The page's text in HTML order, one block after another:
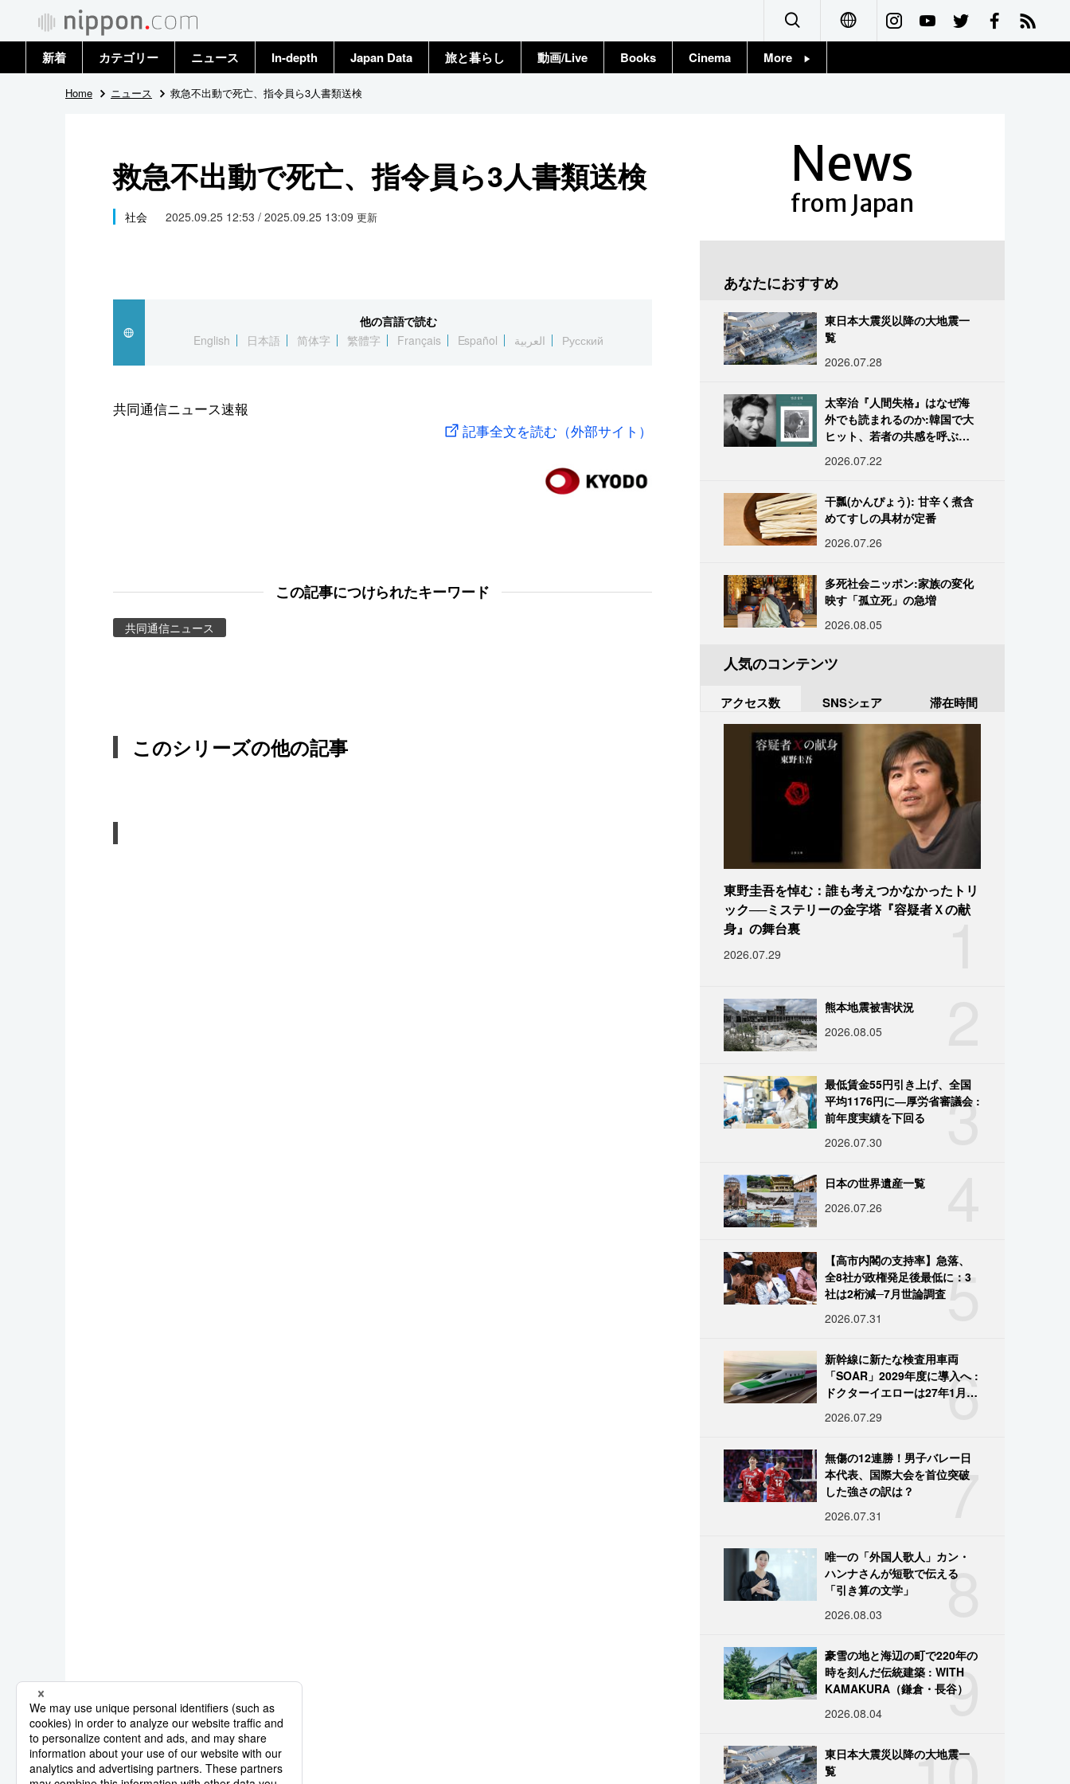
Français
新着 カテゴリー
政治・外交
国際
科学・技術
暮らし
ニュース
トップ
In-depth Japan Data 旅と暮らし 動画/Live Books Cinema More
Home ニュース 救急不出動で死亡、指令員ら3人書類送検
救急不出動で死亡、指令員ら3人書類送検
社会 2025.09.25 12:53 / 2025.09.25 13:09 更新
他の言語で読む
English
日本語 简体字 繁體字 Français Español العربية Русский
共同通信ニュース速報
記事全文を読む（外部サイト）
この記事につけられたキーワード
共同通信ニュース
このシリーズの他の記事
News
from Japan
あなたにおすすめ
東日本大震災以降の大地震一
覧
2026.07.28
太宰治『人間失格』はなぜ海
外でも読まれるのか:韓国で大
ヒット、若者の共感を呼ぶ
2026.07.22
干瓢(かんぴょう): 甘辛く煮含
めてすしの具材が定番
2026.07.26
多死社会ニッポン:家族の変化
映す「孤立死」の急増
2026.08.05
人気のコンテンツ
アクセス数 SNSシェア 滞在時間
1
東野圭吾を悼む：誰も考えつかなかったトリ
ック──ミステリーの金字塔『容疑者Ｘの献
身』の舞台裏
2026.07.29
熊本地震被害状況
2026.08.05
3
最低賃金55円引き上げ、全国
平均1176円に―厚労省審議会 :
前年度実績を下回る
2026.07.30
日本の世界遺産一覧
2026.07.26
5
【高市内閣の支持率】急落、
全8社が政権発足後最低に：3
社は2桁減─7月世論調査
2026.07.31
6
新幹線に新たな検査用車両
「SOAR」2029年度に導入へ :
ドクターイエローは27年1月に
2026.07.29
7
無傷の12連勝！男子バレー日
本代表、国際大会を首位突破
した強さの訳は？
2026.07.31
8
唯一の「外国人歌人」カン・
ハンナさんが短歌で伝える
「引き算の文学」
2026.08.03
9
豪雪の地と海辺の町で220年の
時を刻んだ伝統建築 : WITH
KAMAKURA（鎌倉・長谷）
2026.08.04
東日本大震災以降の大地震一
覧